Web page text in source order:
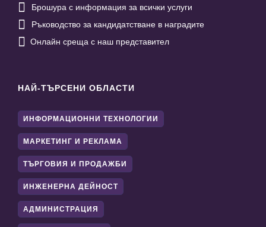
 Брошура с информация за всички услуги
 Ръководство за кандидатстване в наградите
 Онлайн среща с наш представител
НАЙ-ТЪРСЕНИ ОБЛАСТИ
ИНФОРМАЦИОННИ ТЕХНОЛОГИИ
МАРКЕТИНГ И РЕКЛАМА
ТЪРГОВИЯ И ПРОДАЖБИ
ИНЖЕНЕРНА ДЕЙНОСТ
АДМИНИСТРАЦИЯ